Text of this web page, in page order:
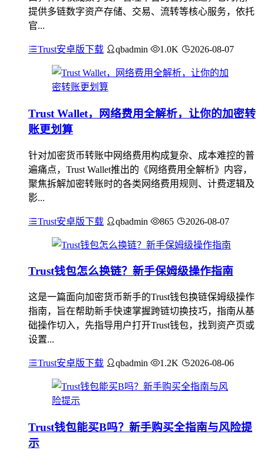
提供多链数字资产存储、交易、流转等核心服务，依托
官...
Trust安卓版下载 qbadmin 1.0K 2026-08-07
Trust Wallet，网络费用全解析，让你的加密转
账更划算
针对加密货币转账中网络费用构成复杂、成本难控的普
遍痛点，Trust Wallet推出的《网络费用全解析》内容，
聚焦拆解加密转账时的各类网络费用规则、计费逻辑及
影...
Trust安卓版下载 qbadmin 865 2026-08-07
Trust钱包怎么换链？新手保姆级操作指南
这是一篇面向加密货币新手的Trust钱包换链保姆级操作
指南，旨在帮助新手快速掌握跨链切换技巧，指南从基
础操作切入，先指导用户打开Trust钱包，找到资产页或
设置...
Trust安卓版下载 qbadmin 1.2K 2026-08-06
Trust钱包能买B吗？新手购买全指南与风险提
示